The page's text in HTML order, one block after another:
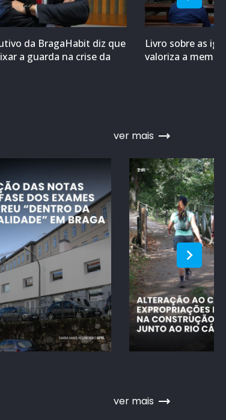
da BragaHabit diz que
a guarda na crise da
Livro sobre as
valoriza a
ver mais
ver mais